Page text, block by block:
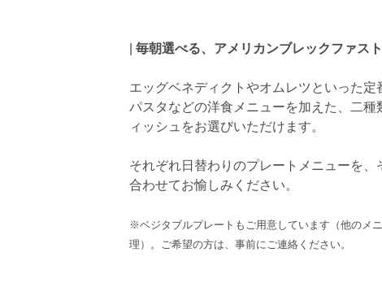
| 毎朝選べる、アメリカンブレックファス
エッグベネディクトやオムレツといった
パスタなどの洋食メニューを加えた、二
ィッシュをお選びいただけます。
それぞれ日替わりのプレートメニューを、
合わせてお愉しみください。
※ベジタブルプレートもご用意しています（他のメ
理）。ご希望の方は、事前にご連絡ください。